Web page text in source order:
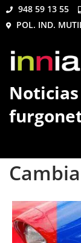
948 59 13 55
POL. IND.